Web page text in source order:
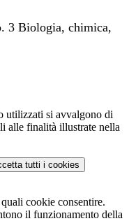
3 Biologia, chimica,
utilizzati si avvalgono di
alle finalità illustrate nella
tutti i cookies
cookie consentire.
il funzionamento della